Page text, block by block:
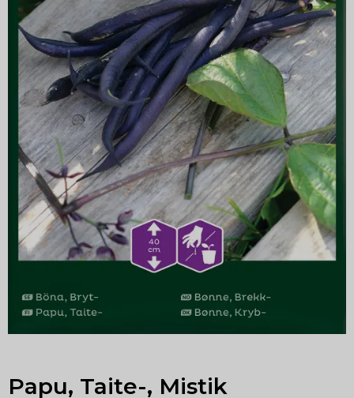
Papu, Taite-, Mistik